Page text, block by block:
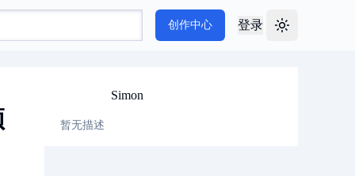
创作中心 登录 Toggle theme
Simon
暂无描述